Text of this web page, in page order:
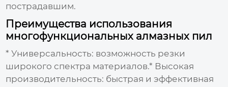
пострадавшим.
Преимущества использования
многофункциональных алмазных пил
* Универсальность: возможность резки
широкого спектра материалов.* Высокая
производительность: быстрая и эффективная